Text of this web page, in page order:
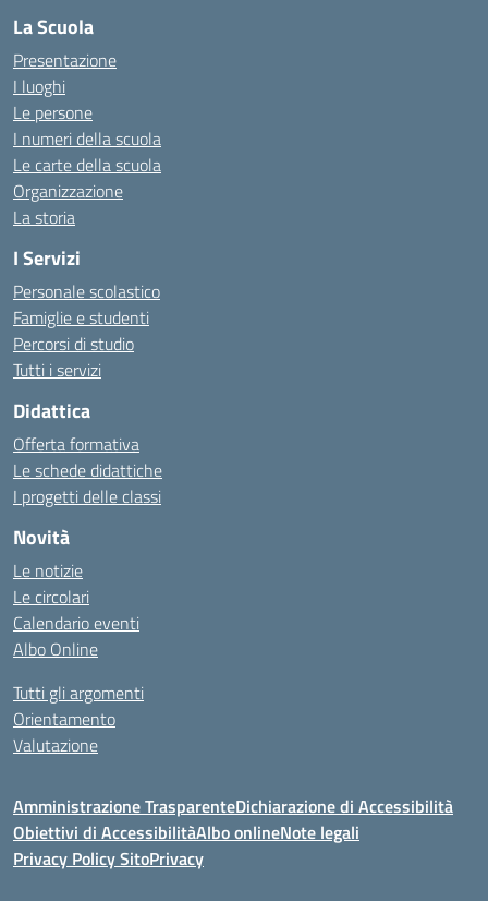
La Scuola
Presentazione
I luoghi
Le persone
I numeri della scuola
Le carte della scuola
Organizzazione
La storia
I Servizi
Personale scolastico
Famiglie e studenti
Percorsi di studio
Tutti i servizi
Didattica
Offerta formativa
Le schede didattiche
I progetti delle classi
Novità
Le notizie
Le circolari
Calendario eventi
Albo Online
Tutti gli argomenti
Orientamento
Valutazione
Amministrazione TrasparenteDichiarazione di Accessibilità
Obiettivi di AccessibilitàAlbo onlineNote legali
Privacy Policy SitoPrivacy